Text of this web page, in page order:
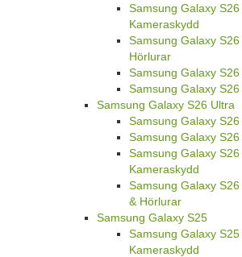
Samsung Galaxy
Kameraskydd
Samsung Galaxy
Hörlurar
Samsung Galaxy
Samsung Galaxy
Samsung Galaxy S26 Ultra
Samsung Galaxy
Samsung Galaxy
Samsung Galaxy
Kameraskydd
Samsung Galaxy
& Hörlurar
Samsung Galaxy S25
Samsung Galaxy
Kameraskydd